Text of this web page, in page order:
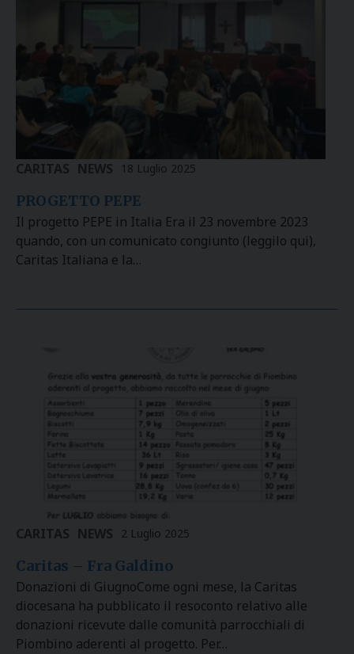
CARITAS NEWS 18 Luglio 2025
PROGETTO PEPE
Il progetto PEPE in Italia Era il 23 novembre 2023
quando, con un comunicato congiunto (leggilo qui),
Caritas Italiana e la…
CARITAS NEWS 2 Luglio 2025
Caritas – Fra Galdino
Donazioni di GiugnoCome ogni mese, la Caritas
diocesana ha pubblicato il resoconto relativo alle
donazioni ricevute dalle comunità parrocchiali di
Piombino aderenti al progetto. Per…